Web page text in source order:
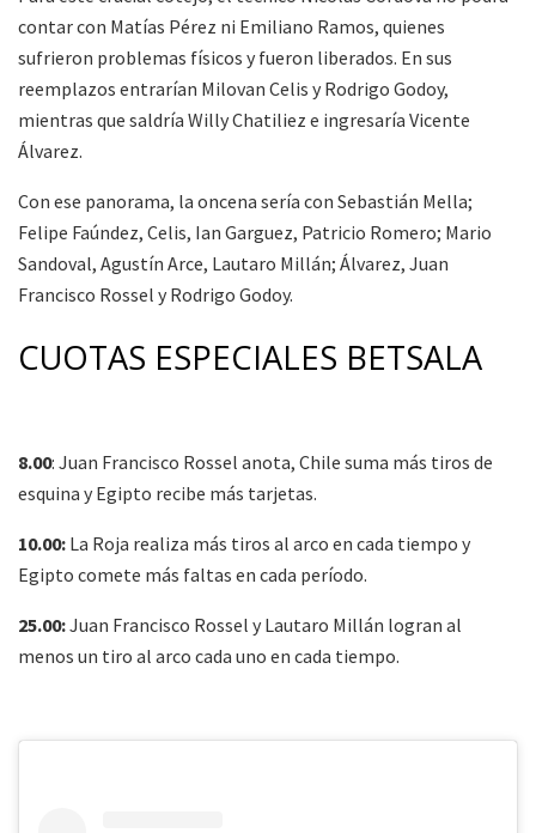
contar con Matías Pérez ni Emiliano Ramos, quienes
sufrieron problemas físicos y fueron liberados. En sus
reemplazos entrarían Milovan Celis y Rodrigo Godoy,
mientras que saldría Willy Chatiliez e ingresaría Vicente
Álvarez.
Con ese panorama, la oncena sería con Sebastián Mella;
Felipe Faúndez, Celis, Ian Garguez, Patricio Romero; Mario
Sandoval, Agustín Arce, Lautaro Millán; Álvarez, Juan
Francisco Rossel y Rodrigo Godoy.
CUOTAS ESPECIALES BETSALA
8.00: Juan Francisco Rossel anota, Chile suma más tiros de
esquina y Egipto recibe más tarjetas.
10.00: La Roja realiza más tiros al arco en cada tiempo y
Egipto comete más faltas en cada período.
25.00:Juan Francisco Rossel y Lautaro Millán logran al
menos un tiro al arco cada uno en cada tiempo.